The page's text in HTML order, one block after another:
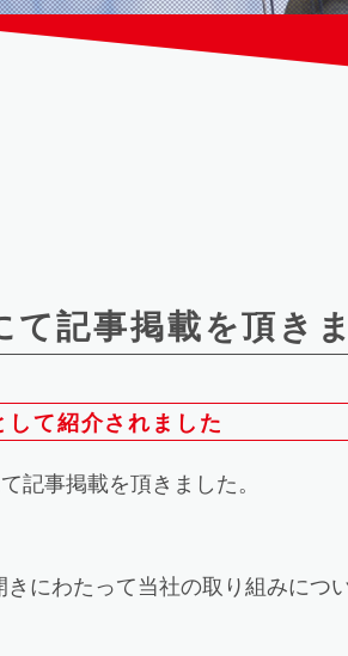
て記事掲載を頂き
して紹介されました
記事掲載を頂きました。
にわたって当社の取り組みにつ